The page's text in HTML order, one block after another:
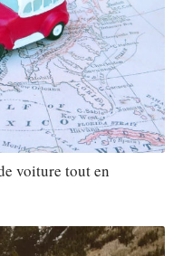
voiture tout en